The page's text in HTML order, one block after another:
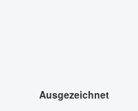
Ausgezeichnet